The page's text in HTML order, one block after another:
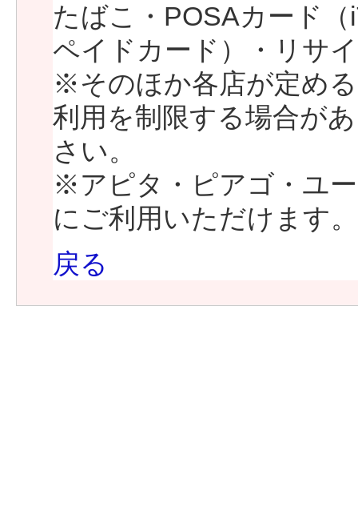
たばこ・POSAカード
ペイドカード）・リサ
※そのほか各店が定め
利用を制限する場合が
さい。
※アピタ・ピアゴ・ユ
にご利用いただけます。
戻る